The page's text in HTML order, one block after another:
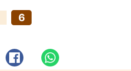
6